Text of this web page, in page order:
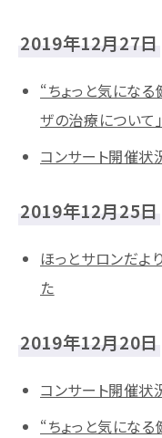
2019年12月27日
“ちょっと気にな
ザの治療について
コンサート開催状
2019年12月25日
ほっとサロンだよ
た
2019年12月20日
コンサート開催状
“ちょっと気にな